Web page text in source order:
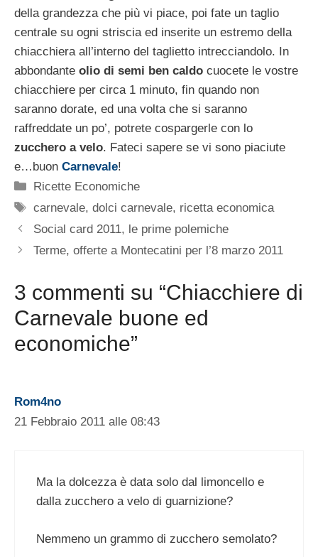
della grandezza che più vi piace, poi fate un taglio
centrale su ogni striscia ed inserite un estremo della
chiacchiera all’interno del taglietto intrecciandolo. In
abbondante olio di semi ben caldo cuocete le vostre
chiacchiere per circa 1 minuto, fin quando non
saranno dorate, ed una volta che si saranno
raffreddate un po’, potrete cospargerle con lo
zucchero a velo. Fateci sapere se vi sono piaciute
e…buon Carnevale!
Categorie
Ricette Economiche
Tag
carnevale,dolci carnevale, ricetta economica
Social card 2011, le prime polemiche
Terme, offerte a Montecatini per l’8 marzo 2011
3 commenti su “Chiacchiere di
Carnevale buone ed
economiche”
Rom4no
21 Febbraio 2011 alle 08:43
Ma la dolcezza è data solo dal limoncello e
dalla zucchero a velo di guarnizione?
Nemmeno un grammo di zucchero semolato?